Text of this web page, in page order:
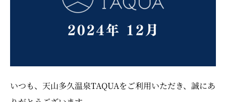
いつも、天山多久温泉TAQUAをご利用いただき、誠にあ